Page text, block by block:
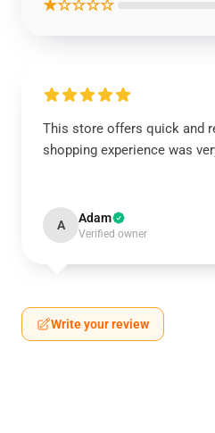
★☆☆☆☆
This store offers quick and
shopping experience was
A Adam
Verified owner
Write your review